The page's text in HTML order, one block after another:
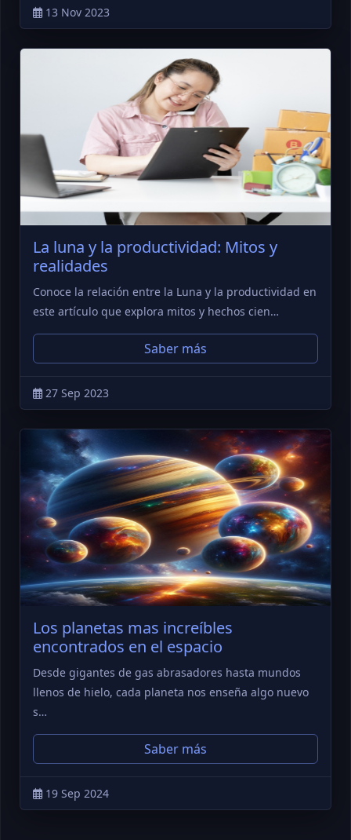
13 Nov 2023
La luna y la productividad: Mitos y
realidades
Conoce la relación entre la Luna y la productividad en
este artículo que explora mitos y hechos cien…
Saber más
27 Sep 2023
Los planetas mas increíbles
encontrados en el espacio
Desde gigantes de gas abrasadores hasta mundos
llenos de hielo, cada planeta nos enseña algo nuevo
s…
Saber más
19 Sep 2024